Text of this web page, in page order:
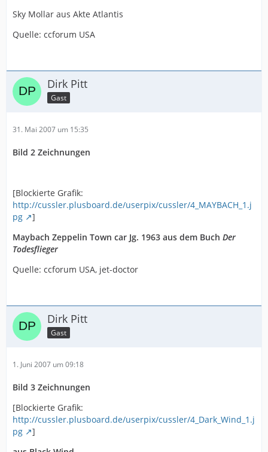
Sky Mollar aus Akte Atlantis
Quelle: ccforum USA
Dirk Pitt
Gast
31. Mai 2007 um 15:35
Bild 2 Zeichnungen
[Blockierte Grafik:
http://cussler.plusboard.de/userpix/cussler/4_MAYBACH_1.j
pg
]
Maybach Zeppelin Town car Jg. 1963 aus dem Buch Der
Todesflieger
Quelle: ccforum USA, jet-doctor
Dirk Pitt
Gast
1. Juni 2007 um 09:18
Bild 3 Zeichnungen
[Blockierte Grafik:
http://cussler.plusboard.de/userpix/cussler/4_Dark_Wind_1.j
pg
]